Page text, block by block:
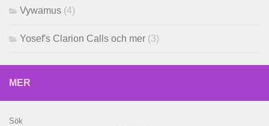
Vywamus (4)
Yosef's Clarion Calls och mer (3)
MER
Sök